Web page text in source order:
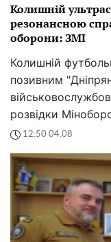
Колишній
резонансною
оборони: ЗМІ
Колишній
позивним
розвідки
12:50 04.08